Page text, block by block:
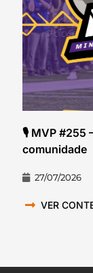
🎙️ MVP #255
comunidade
27/07/2026
VER